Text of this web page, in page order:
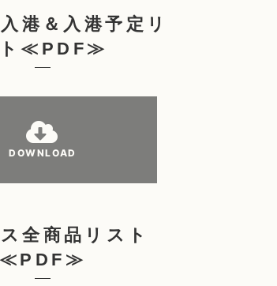
港＆入港予定リ
≪PDF≫
DOWNLOAD
全商品リスト
≪PDF≫